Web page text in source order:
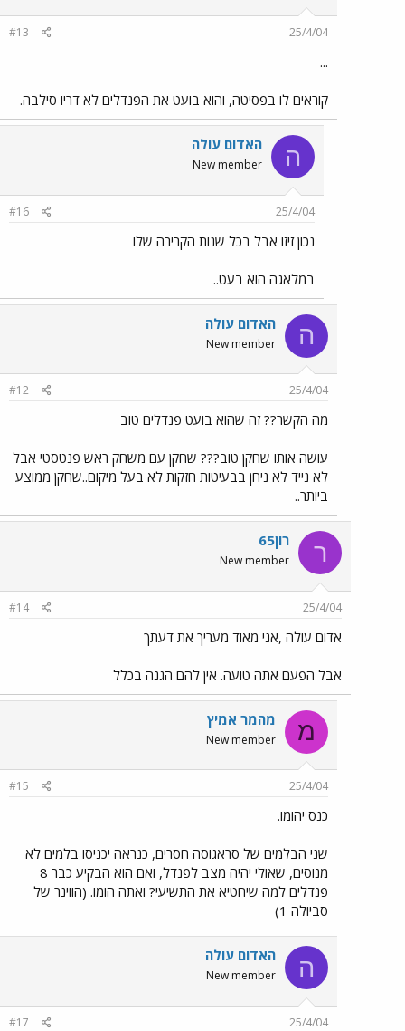
25/4/04
#13
...
קוראים לו בפסיטה, והוא בועט את הפנדלים לא דריו סילבה.
ה האדום עולה
New member
25/4/04
#16
נכון זיזו אבל בכל שנות הקרירה שלו
במלאגה הוא בעט..
ה האדום עולה
New member
25/4/04
#12
מה הקשר?? זה שהוא בועט פנדלים טוב
עושה אותו שחקן טוב??? שחקן עם משחק ראש פנטסטי אבל
לא נייד לא ניחן בבעיטות חזקות לא בעל מיקום..שחקן ממוצע
ביותר..
ר רון65
New member
25/4/04
#14
אדום עולה ,אני מאוד מעריך את דעתך
אבל הפעם אתה טועה. אין להם הגנה בכלל
מ מהמר אמיץ
New member
25/4/04
#15
כנס יהומו.
שני הבלמים של סראגוסה חסרים, כנראה יכניסו בלמים לא
מנוסים, שאולי יהיה מצב לפנדל, ואם הוא הבקיע כבר 8
פנדלים למה שיחטיא את התשיעי? ואתה הומו. (הווינר של
סביולה 1)
ה האדום עולה
New member
25/4/04
#17